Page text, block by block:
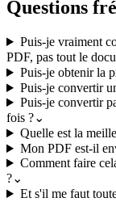
Questions
Puis-je vraiment
PDF, pas tout le
Puis-je obtenir la
Puis-je convertir
Puis-je convertir
fois ?⌄
Quelle est la
Mon PDF est-il
Comment faire
?⌄
Et s'il me faut